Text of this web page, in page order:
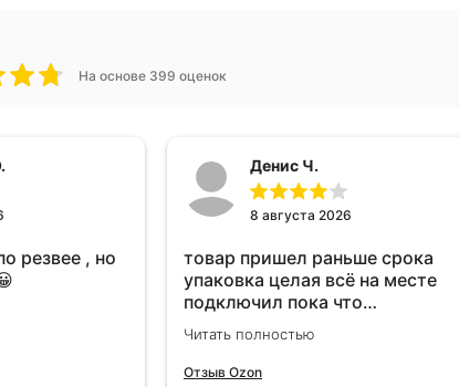
На основе 399 оценок
резвее , но
Денис Ч.
8 августа 2026
товар пришел раньше срока
упаковка целая всё на месте
подключил пока что
тестирую.проработал месяц и
всё перестал работать
прибавился расход топлива ,
Читать полностью
Отзыв Ozon